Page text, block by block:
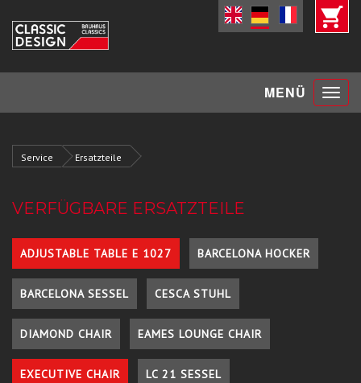
MENÜ Toggle
Service Ersatzteile
VERFÜGBARE ERSATZTEILE
ADJUSTABLE TABLE E 1027 BARCELONA HOCKER
BARCELONA SESSEL CESCA STUHL
DIAMOND CHAIR EAMES LOUNGE CHAIR
EXECUTIVE CHAIR LC 21 SESSEL